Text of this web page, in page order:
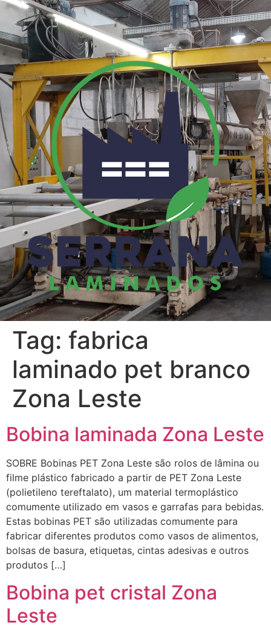
Tag: fabrica
laminado pet branco
Zona Leste
Bobina laminada Zona Leste
SOBRE Bobinas PET Zona Leste são rolos de lâmina ou
filme plástico fabricado a partir de PET Zona Leste
(polietileno tereftalato), um material termoplástico
comumente utilizado em vasos e garrafas para bebidas.
Estas bobinas PET são utilizadas comumente para
fabricar diferentes produtos como vasos de alimentos,
bolsas de basura, etiquetas, cintas adesivas e outros
produtos […]
Bobina pet cristal Zona
Leste